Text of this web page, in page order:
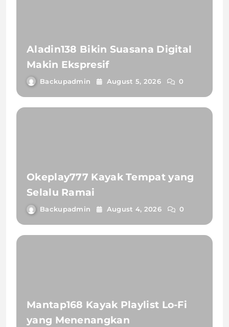
Aladin138 Bikin Suasana Digital
Makin Ekspresif
Backupadmin August 5, 2026 0
Okeplay777 Kayak Tempat yang
Selalu Ramai
Backupadmin August 4, 2026 0
Mantap168 Kayak Playlist Lo-Fi
yang Menenangkan